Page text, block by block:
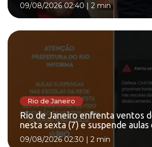
09/08/2026 02:40 | 2 min
Rio de Janeiro
Rio de Janeiro enfrenta ventos
nesta sexta (7) e suspende aulas
09/08/2026 02:30 | 2 min